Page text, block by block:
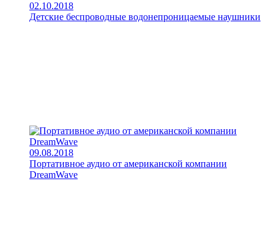
02.10.2018
Детские беспроводные водонепроницаемые наушники
09.08.2018
Портативное аудио от американской компании
DreamWave